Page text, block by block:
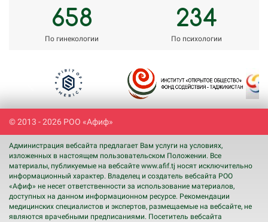
658
По гинекологии
234
По психологии
Next
© 2013 - 2026 РОО «Афиф»
Администрация вебсайта предлагает Вам услуги на условиях,
изложенных в настоящем пользовательском Положении. Все
материалы, публикуемые на вебсайте www.afif.tj носят исключительно
информационный характер. Владелец и создатель вебсайта РОО
«Афиф» не несет ответственности за использование материалов,
доступных на данном информационном ресурсе. Рекомендации
медицинских специалистов и экспертов, размещаемые на вебсайте, не
являются врачебными предписаниями. Посетитель вебсайта